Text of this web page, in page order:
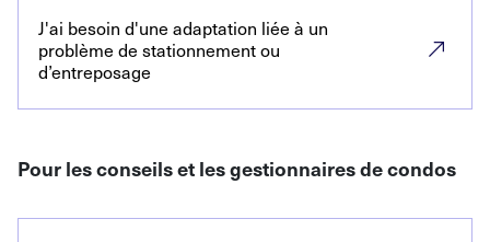
J'ai besoin d'une adaptation liée à un
problème de stationnement ou
d’entreposage
Pour les conseils et les gestionnaires de condos